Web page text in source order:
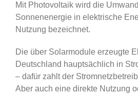
Mit Photovoltaik wird die
Sonnenenergie in elektrische
Nutzung bezeichnet.
Die über Solarmodule erzeugte
Deutschland hauptsächlich in
– dafür zahlt der
Aber auch eine direkte Nutzung